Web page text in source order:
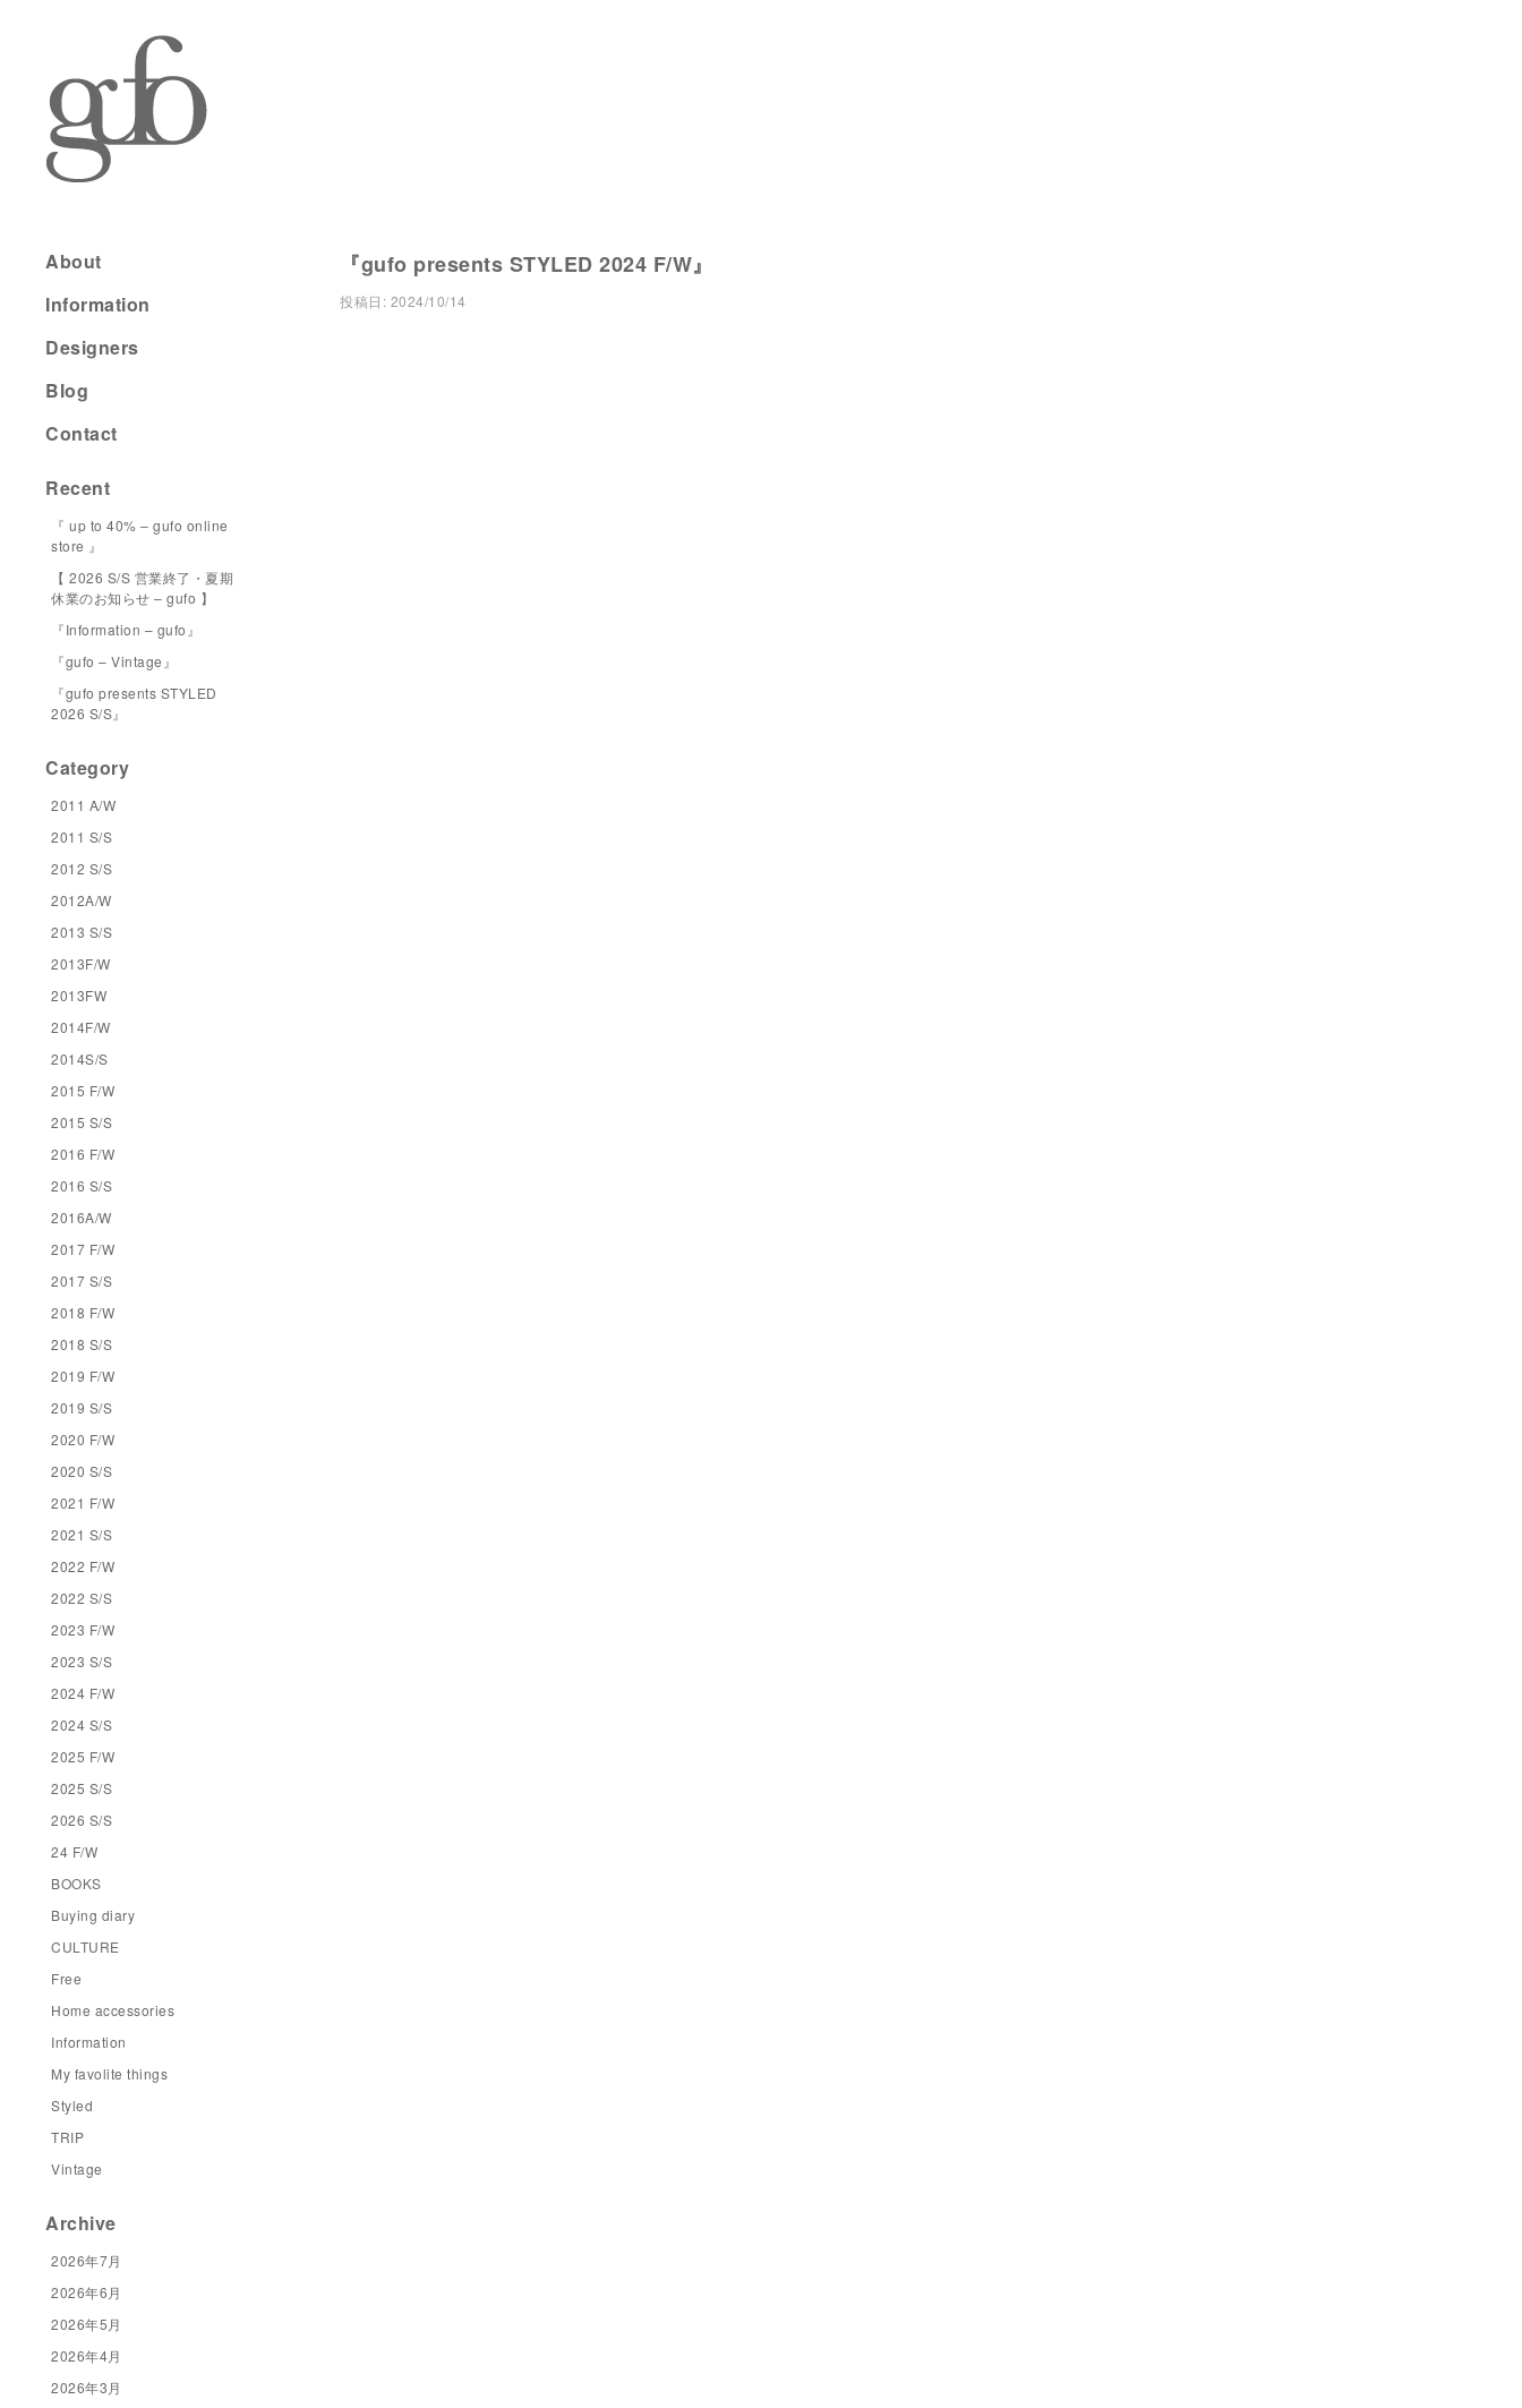
『gufo presents STYLED 2024 F/W』
投稿日: 2024/10/14
About
Information
Designers
Blog
Contact
Recent
『 up to 40% – gufo online
store 』
【 2026 S/S 営業終了・夏期
休業のお知らせ – gufo 】
『Information – gufo』
『gufo – Vintage』
『gufo presents STYLED
2026 S/S』
Category
2011 A/W
2011 S/S
2012 S/S
2012A/W
2013 S/S
2013F/W
2013FW
2014F/W
2014S/S
2015 F/W
2015 S/S
2016 F/W
2016 S/S
2016A/W
2017 F/W
2017 S/S
2018 F/W
2018 S/S
2019 F/W
2019 S/S
2020 F/W
2020 S/S
2021 F/W
2021 S/S
2022 F/W
2022 S/S
2023 F/W
2023 S/S
2024 F/W
2024 S/S
2025 F/W
2025 S/S
2026 S/S
24 F/W
BOOKS
Buying diary
CULTURE
Free
Home accessories
Information
My favolite things
Styled
TRIP
Vintage
Archive
2026年7月
2026年6月
2026年5月
2026年4月
2026年3月